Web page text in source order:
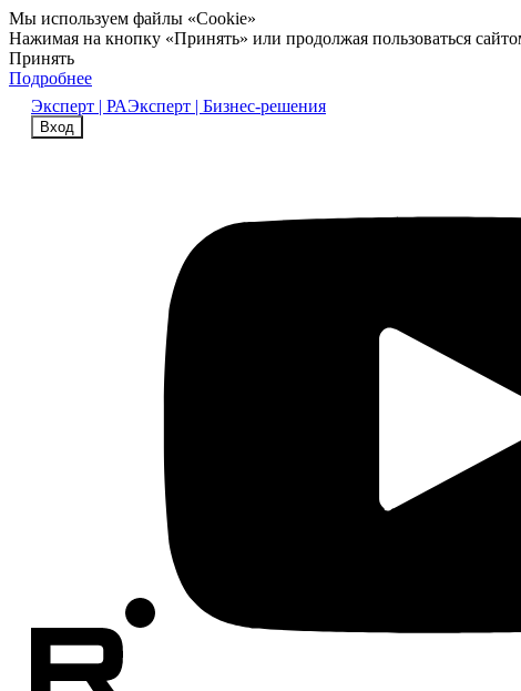
Мы используем файлы «Cookie»
Нажимая на кнопку «Принять» или продолжая пользоваться
Принять
Подробнее
Эксперт | РАЭксперт | Бизнес-решения
Вход